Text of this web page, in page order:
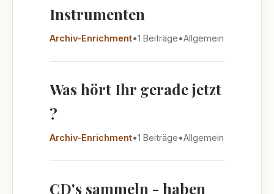
Instrumenten
Archiv-Enrichment•1 Beiträge•Allgemein
Was hört Ihr gerade jetzt
?
Archiv-Enrichment•1 Beiträge•Allgemein
CD's sammeln - haben